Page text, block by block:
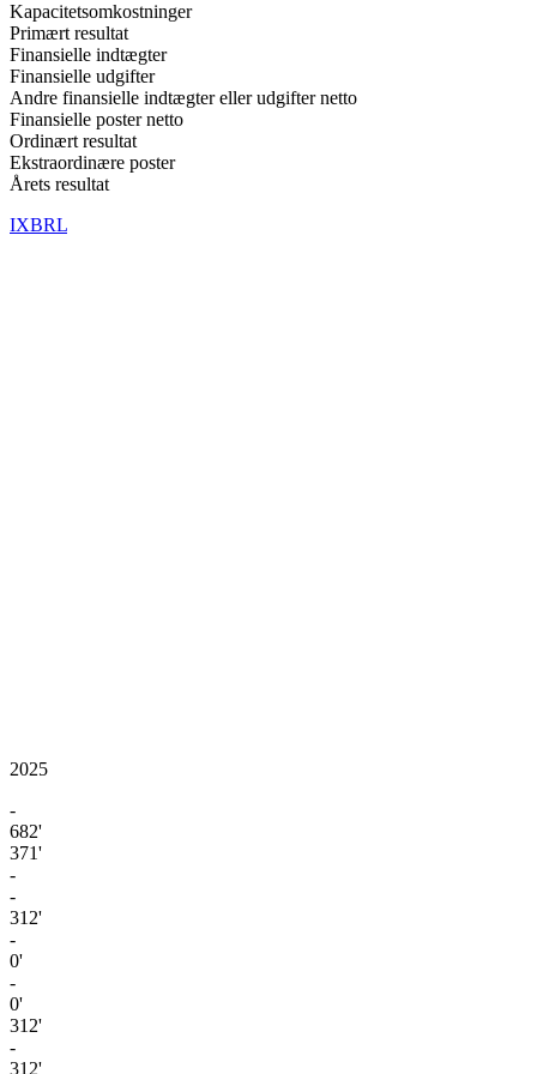
Kapacitetsomkostninger
Primært resultat
Finansielle indtægter
Finansielle udgifter
Andre finansielle indtægter eller udgifter netto
Finansielle poster netto
Ordinært resultat
Ekstraordinære poster
Årets resultat
IXBRL
2025
-
682'
371'
-
-
312'
-
0'
-
0'
312'
-
312'